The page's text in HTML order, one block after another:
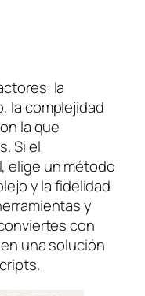
la
la complejidad
la que
Si el
elige un método
y la fidelidad
y
con
una solución